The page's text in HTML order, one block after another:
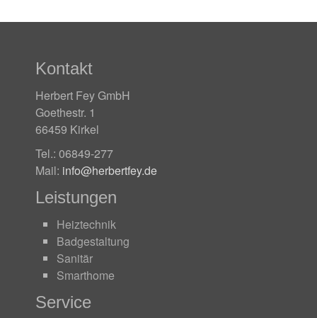
Kontakt
Herbert Fey GmbH
Goethestr. 1
66459 Kirkel
Tel.: 06849-277
Mail: info@herbertfey.de
Leistungen
Heiztechnik
Badgestaltung
Sanitär
Smarthome
Service